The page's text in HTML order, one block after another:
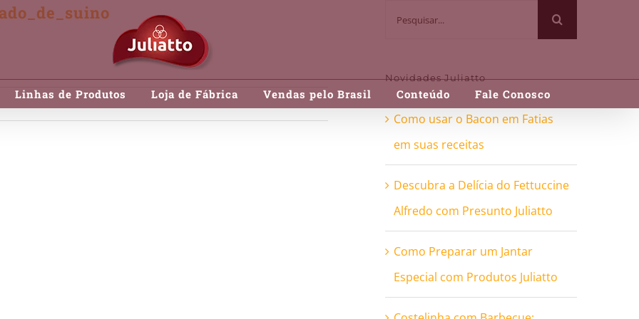
Linhas de Produtos Loja de Fábrica Vendas pelo Brasil Conteúdo Fale Conosco
Novidades Juliatto
Como usar o Bacon em Fatias
em suas receitas
Descubra a Delícia do Fettuccine
Alfredo com Presunto Juliatto
Como Preparar um Jantar
Especial com Produtos Juliatto